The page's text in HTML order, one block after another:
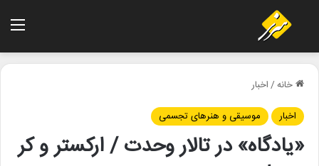
خانه/اخبار
اخبار
موسیقی و هنرهای تجسمی
«یادگاه» در تالار وحدت / ارکستر و کر